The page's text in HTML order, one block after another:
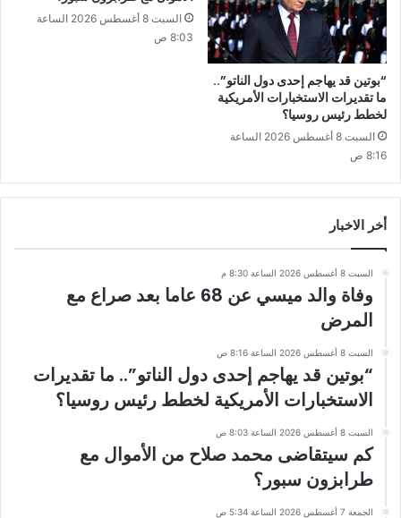
“بوتين قد يهاجم إحدى دول الناتو”..
ما تقديرات الاستخبارات الأمريكية
لخطط رئيس روسيا؟
السبت 8 أغسطس 2026 الساعة
8:16 ص
السبت 8 أغسطس 2026 الساعة
8:03 ص
أخر الاخبار
السبت 8 أغسطس 2026 الساعة 8:30 م
وفاة والد ميسي عن 68 عاما بعد صراع مع
المرض
السبت 8 أغسطس 2026 الساعة 8:16 ص
“بوتين قد يهاجم إحدى دول الناتو”.. ما تقديرات
الاستخبارات الأمريكية لخطط رئيس روسيا؟
السبت 8 أغسطس 2026 الساعة 8:03 ص
كم سيتقاضى محمد صلاح من الأموال مع
طرابزون سبور؟
الجمعة 7 أغسطس 2026 الساعة 5:34 ص